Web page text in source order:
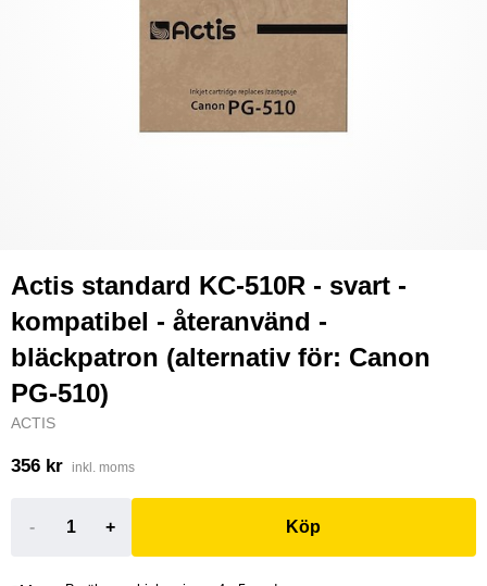
Actis standard KC-510R - svart -
kompatibel - återanvänd -
bläckpatron (alternativ för: Canon
PG-510)
ACTIS
356 kr inkl. moms
- + Köp